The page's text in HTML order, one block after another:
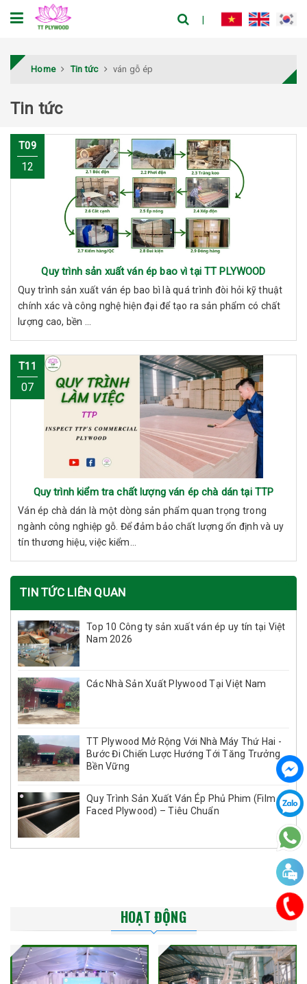
Home Tin tức ván gỗ ép
Tin tức
T09
12
Quy trình sản xuất ván ép bao vì tại TT PLYWOOD
Quy trình sản xuất ván ép bao bì là quá trình đòi hỏi kỹ thuật
chính xác và công nghệ hiện đại để tạo ra sản phẩm có chất
lượng cao, bền ...
T11
07
Quy trình kiểm tra chất lượng ván ép chà dán tại TTP
Ván ép chà dán là một dòng sản phẩm quan trọng trong
ngành công nghiệp gỗ. Để đảm bảo chất lượng ổn định và uy
tín thương hiệu, việc kiểm...
TIN TỨC LIÊN QUAN
Top 10 Công ty sản xuất ván ép uy tín tại Việt
Nam 2026
Các Nhà Sản Xuất Plywood Tại Việt Nam
TT Plywood Mở Rộng Với Nhà Máy Thứ Hai -
Bước Đi Chiến Lược Hướng Tới Tăng Trưởng
Bền Vững
Quy Trình Sản Xuất Ván Ép Phủ Phim (Film
Faced Plywood) – Tiêu Chuẩn
HOẠT ĐỘNG